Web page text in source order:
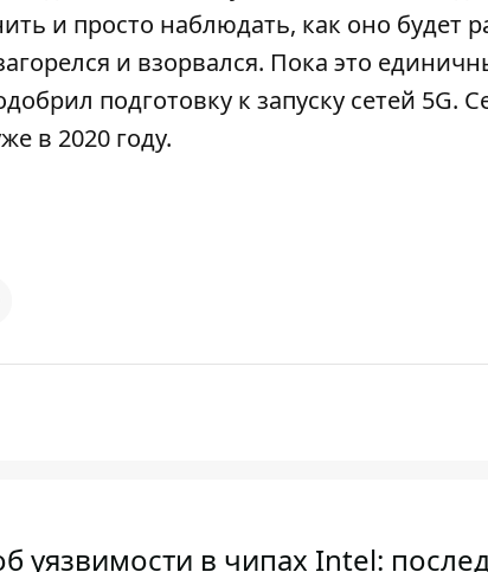
и просто наблюдать, как оно будет
и взорвался. Пока это
подготовку к запуску сетей 5G.
в 2020 году.
уязвимости в чипах Intel: